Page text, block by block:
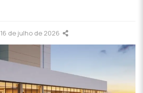
16 de julho de 2026